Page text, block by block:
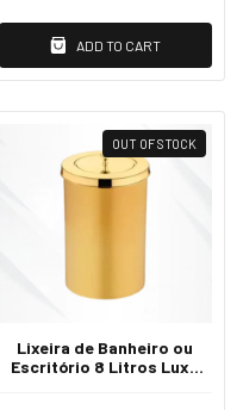
ADD TO CART
OUT OF STOCK
Lixeira de Banheiro ou
Escritório 8 Litros Luxo